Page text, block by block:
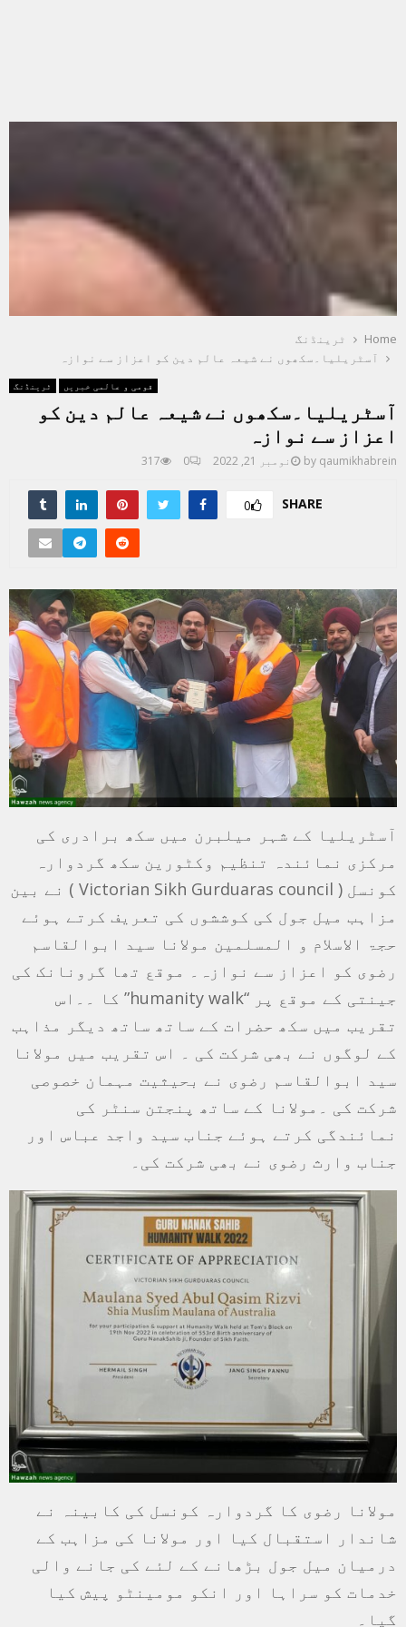
Home
ٹرینڈنگ
آسٹریلیا۔سکھوں نے شیعہ عالم دین کو اعزاز سے نوازہ
ٹرینڈنگ قومی و عالمی خبریں
آسٹریلیا۔سکھوں نے شیعہ عالم دین کو
اعزاز سے نوازہ
by qaumikhabrein نومبر 21, 2022 0
317
SHARE
0
آسٹریلیا کے شہر میلبرن میں سکھ برادری کی
مرکزی نمائندہ تنظیم وکٹورین سکھ گردوارہ
کونسل ( Victorian Sikh Gurduaras council ) نے بین
مزاہب میل جول کی کوششوں کی تعریف کرتے ہوئے
حجۃ الاسلام و المسلمين مولانا سيد ابوالقاسم
رضوی کو اعزاز سے نوازہ۔ موقع تھا گرونانک کی
جینتی کے موقع پر “humanity walk” کا ۔۔اس
تقریب میں سکھ حضرات کے ساتھ ساتھ دیگر مذاہب
کے لوگوں نے بھی شرکت کی ۔ اس تقریب میں مولانا
سيد ابوالقاسم رضوی نے بحیثیت مہمان خصوصی
شرکت کی ۔مولانا کے ساتھ پنجتن سنٹر کی
نمائندگی کرتے ہوئے جناب سید واجد عباس اور
جناب وارث رضوی نے بھی شرکت کی۔
مولانا رضوی کا گردوارہ کونسل کی کابینہ نے
شاندار استقبال کیا اور مولانا کی مزاہب کے
درمیان میل جول بڑھانے کے لئے کی جانے والی
خدمات کو سراہا اور انکو مومینٹو پیش کیا
گیا۔